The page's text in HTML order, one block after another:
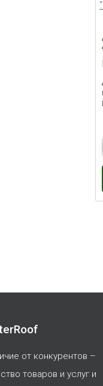
от конкурентов –
товаров и услуг и